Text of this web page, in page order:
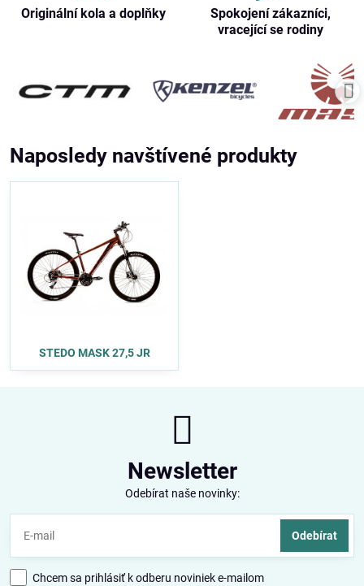
Originální kola a doplňky
Spokojení zákazníci,
vracející se rodiny
Naposledy navštívené produkty
STEDO MASK 27,5 JR
Newsletter
Odebírat naše novinky:
Odebírat
Chcem sa prihlásiť k odberu noviniek e-mailom